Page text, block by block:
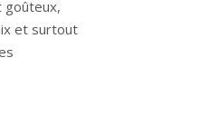
goûteux,
et surtout